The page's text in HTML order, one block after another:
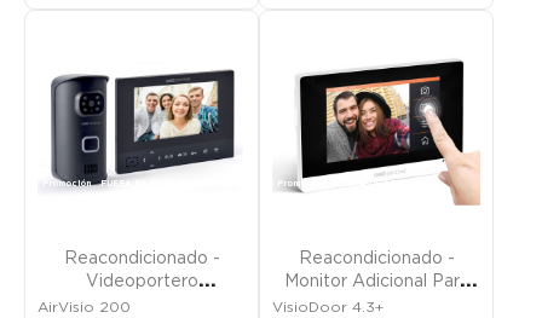
Promoción FUERA DE STOCK
Reacondicionado -
Videoportero
Inalámbrico
AirVisio 200
Promoción FUERA DE STOCK
Reacondicionado -
Monitor Adicional Para
Videoportero
VisioDoor 4.3+